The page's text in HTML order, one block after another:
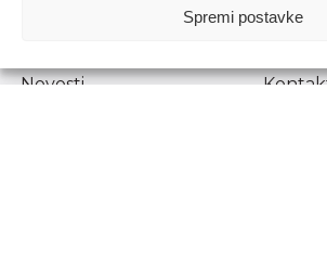
Spremi postavke
Prenošenje sadržaja dopušteno je uz
Novosti